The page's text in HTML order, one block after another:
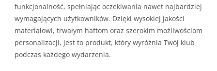
funkcjonalność, spełniając oczekiwania nawet najbardziej
wymagających użytkowników. Dzięki wysokiej jakości
materiałowi, trwałym haftom oraz szerokim możliwościom
personalizacji, jest to produkt, który wyróżnia Twój klub
podczas każdego wydarzenia.